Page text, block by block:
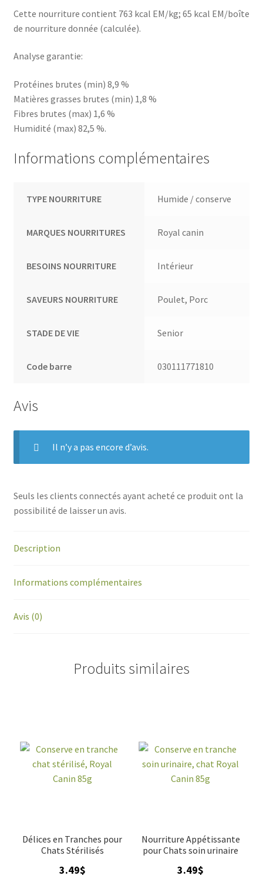
Cette nourriture contient 763 kcal EM/kg; 65 kcal EM/boîte
de nourriture donnée (calculée).
Analyse garantie:
Protéines brutes (min) 8,9 %
Matières grasses brutes (min) 1,8 %
Fibres brutes (max) 1,6 %
Humidité (max) 82,5 %.
Informations complémentaires
TYPE NOURRITURE Humide / conserve
MARQUES NOURRITURES Royal canin
BESOINS NOURRITURE Intérieur
SAVEURS NOURRITURE Poulet, Porc
STADE DE VIE Senior
Code barre 030111771810
Avis
Il n’y a pas encore d’avis.
Seuls les clients connectés ayant acheté ce produit ont la
possibilité de laisser un avis.
Description
Informations complémentaires
Avis (0)
Produits similaires
Délices en Tranches pour
Chats Stérilisés
3.49$
Nourriture Appétissante
pour Chats soin urinaire
3.49$